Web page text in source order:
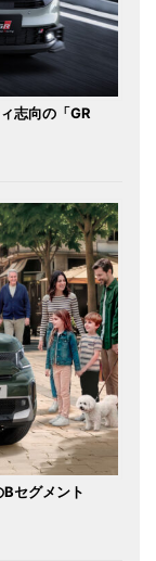
志向の「GR
セグメント